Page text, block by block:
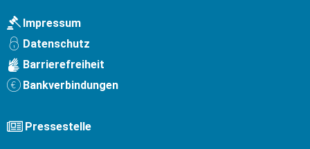
Impressum
Datenschutz
Barrierefreiheit
Bankverbindungen
Pressestelle